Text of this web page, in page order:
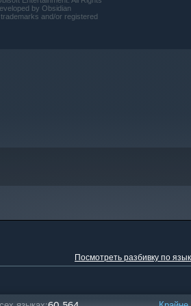
by Obsidian
and/or registered
Посмотреть разбивку по